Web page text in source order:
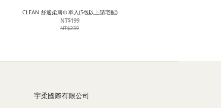
CLEAN 舒適柔膚巾單入(5包以上請宅配)
NT$199
NT$239
宇柔國際有限公司